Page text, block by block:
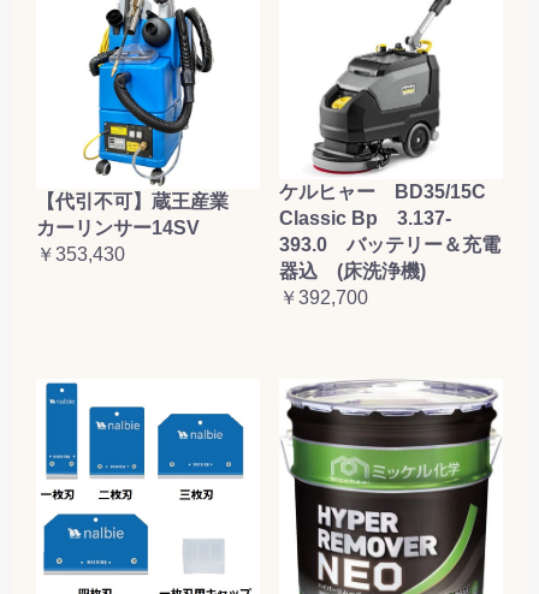
【代引不可】蔵王産業
カーリンサー14SV
￥353,430
ケルヒャー BD35/15C
Classic Bp 3.137-
393.0 バッテリー＆充電
器込 (床洗浄機)
￥392,700